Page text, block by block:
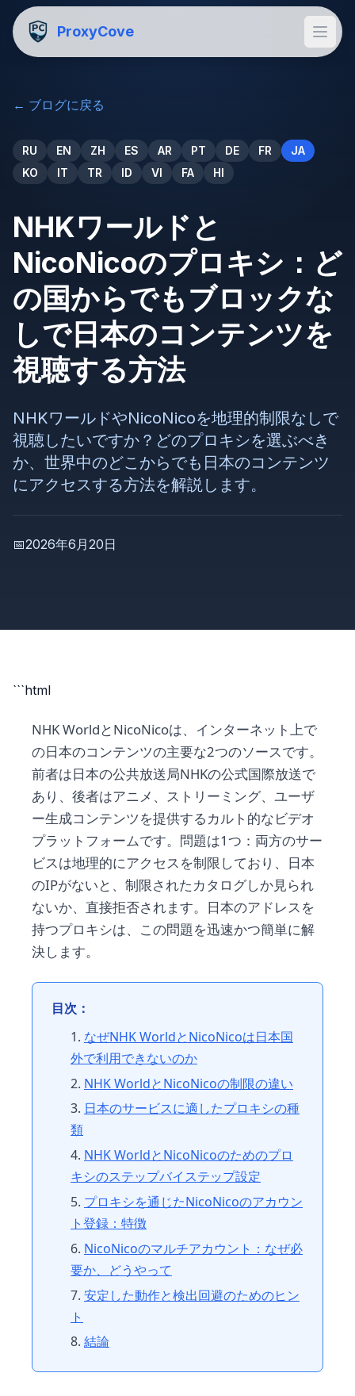
ProxyCove
← ブログに戻る
RU EN ZH ES AR PT DE FR
JA
KO
IT TR ID VI FA HI
NHKワールドと
NicoNicoのプロキシ：ど
の国からでもブロックな
しで日本のコンテンツを
視聴する方法
NHKワールドやNicoNicoを地理的制限なしで
視聴したいですか？どのプロキシを選ぶべき
か、世界中のどこからでも日本のコンテンツ
にアクセスする方法を解説します。
📅2026年6月20日
```html
NHK WorldとNicoNicoは、インターネット上で
の日本のコンテンツの主要な2つのソースです。
前者は日本の公共放送局NHKの公式国際放送で
あり、後者はアニメ、ストリーミング、ユーザ
ー生成コンテンツを提供するカルト的なビデオ
プラットフォームです。問題は1つ：両方のサー
ビスは地理的にアクセスを制限しており、日本
のIPがないと、制限されたカタログしか見られ
ないか、直接拒否されます。日本のアドレスを
持つプロキシは、この問題を迅速かつ簡単に解
決します。
目次：
なぜNHK WorldとNicoNicoは日本国
外で利用できないのか
NHK WorldとNicoNicoの制限の違い
日本のサービスに適したプロキシの種
類
NHK WorldとNicoNicoのためのプロ
キシのステップバイステップ設定
プロキシを通じたNicoNicoのアカウン
ト登録：特徴
NicoNicoのマルチアカウント：なぜ必
要か、どうやって
安定した動作と検出回避のためのヒン
ト
結論